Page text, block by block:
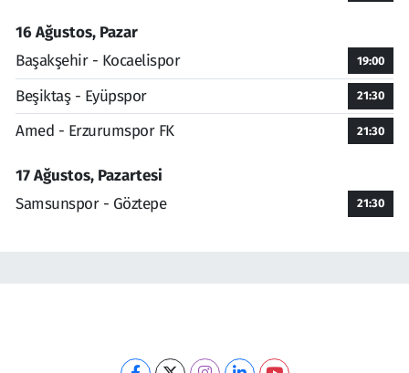
16 Ağustos, Pazar
Başakşehir - Kocaelispor
19:00
Beşiktaş - Eyüpspor 21:30
Amed - Erzurumspor FK 21:30
17 Ağustos, Pazartesi
Samsunspor - Göztepe
21:30